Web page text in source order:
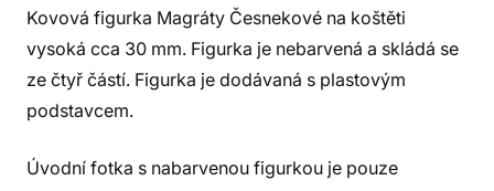
Kovová figurka Magráty Česnekové na koštěti
vysoká cca 30 mm. Figurka je nebarvená a skládá se
ze čtyř částí. Figurka je dodávaná s plastovým
podstavcem.
Úvodní fotka s nabarvenou figurkou je pouze